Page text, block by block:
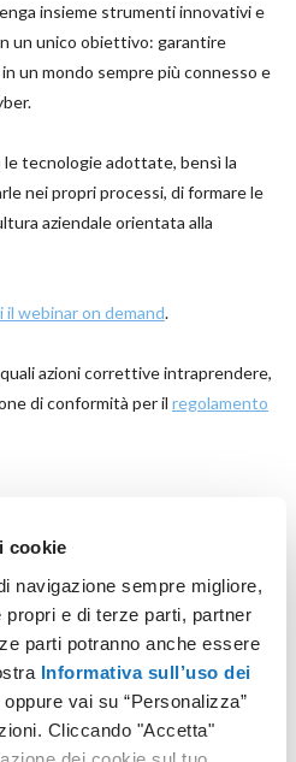
cookie
navigazione sempre migliore,
e di terze parti, partner
parti potranno anche essere
Informativa sull’uso dei
vai su “Personalizza”
Cliccando "Accetta"
insieme strumenti innovativi e
un unico obiettivo: garantire
un mondo sempre più connesso e
le tecnologie adottate, bensì la
nei propri processi, di formare le
aziendale orientata alla
il webinar on demand.
azioni correttive intraprendere,
di conformità per il regolamento
ANCHE: